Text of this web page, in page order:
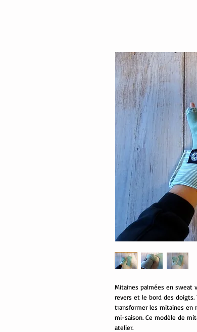
Mitaines palmées en sweat
revers et le bord des doigts.
transformer les mitaines en
mi-saison. Ce modèle de
atelier.